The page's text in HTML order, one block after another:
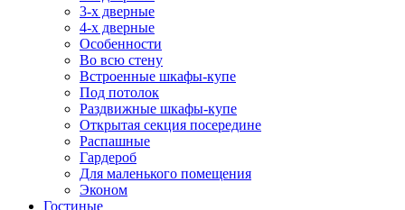
3-х дверные
4-х дверные
Особенности
Во всю стену
Встроенные шкафы-купе
Под потолок
Раздвижные шкафы-купе
Открытая секция посередине
Распашные
Гардероб
Для маленького помещения
Эконом
Гостиные